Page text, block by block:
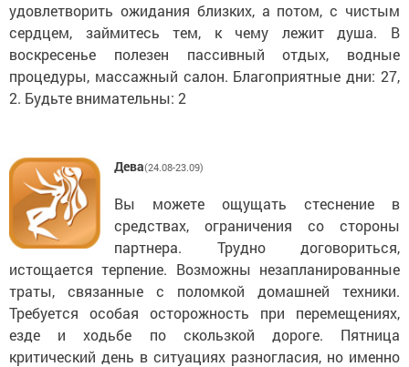
удовлетворить ожидания близких, а потом, с чистым
сердцем, займитесь тем, к чему лежит душа. В
воскресенье полезен пассивный отдых, водные
процедуры, массажный салон. Благоприятные дни: 27,
2. Будьте внимательны: 2
Дева(24.08-23.09)
Вы можете ощущать стеснение в
средствах, ограничения со стороны
партнера. Трудно договориться,
истощается терпение. Возможны незапланированные
траты, связанные с поломкой домашней техники.
Требуется особая осторожность при перемещениях,
езде и ходьбе по скользкой дороге. Пятница
критический день в ситуациях разногласия, но именно